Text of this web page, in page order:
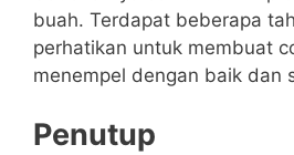
buah. Terdapat beberapa
perhatikan untuk membuat
menempel dengan baik dan
Penutup